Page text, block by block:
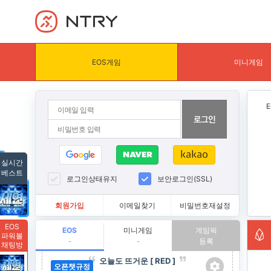
NTRY
EOS게임 미니게임
로그인상태유지 보안로그인(SSL)
회원가입 이메일찾기 비밀번호재설정
EOS
-
미니게임
-
게임픽
등록
실시간
베스트
EOS
파워볼
채팅방